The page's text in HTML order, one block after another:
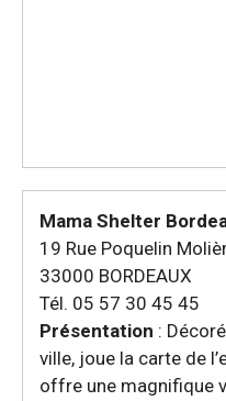
Mama Shelter
19 Rue Poquelin
33000 BORDEAUX
Tél. 05 57 30 45 45
Présentation :
ville, joue la carte de
offre une magnifique